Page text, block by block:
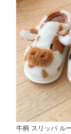
牛柄 スリッパ ル